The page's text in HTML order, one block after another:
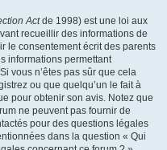
Actde 1998) est une loi aux
recueillir des informations de
le consentement écrit des parents
informations permettant
vous n’êtes pas sûr que cela
ou que quelqu’un le fait à
pour obtenir son avis. Notez que
ne peuvent pas fournir de
pour des questions légales
dans la question « Qui